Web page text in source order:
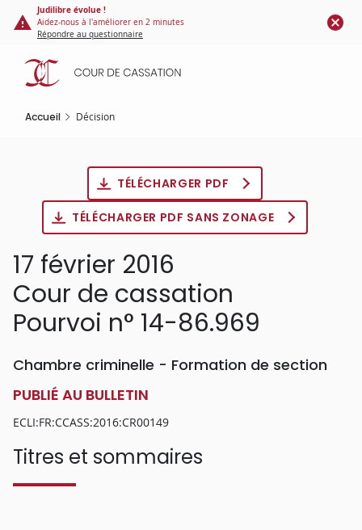
Panneau de gestion des cookies
contenu
principal
Judilibre évolue !
Aidez-nous à l'améliorer en 2 minutes
Répondre au questionnaire
Accueil Décision
TÉLÉCHARGER PDF
TÉLÉCHARGER PDF SANS ZONAGE
17 février 2016
Cour de cassation
Pourvoi n° 14-86.969
Chambre criminelle - Formation de section
PUBLIÉ AU BULLETIN
ECLI:FR:CCASS:2016:CR00149
Titres et sommaires